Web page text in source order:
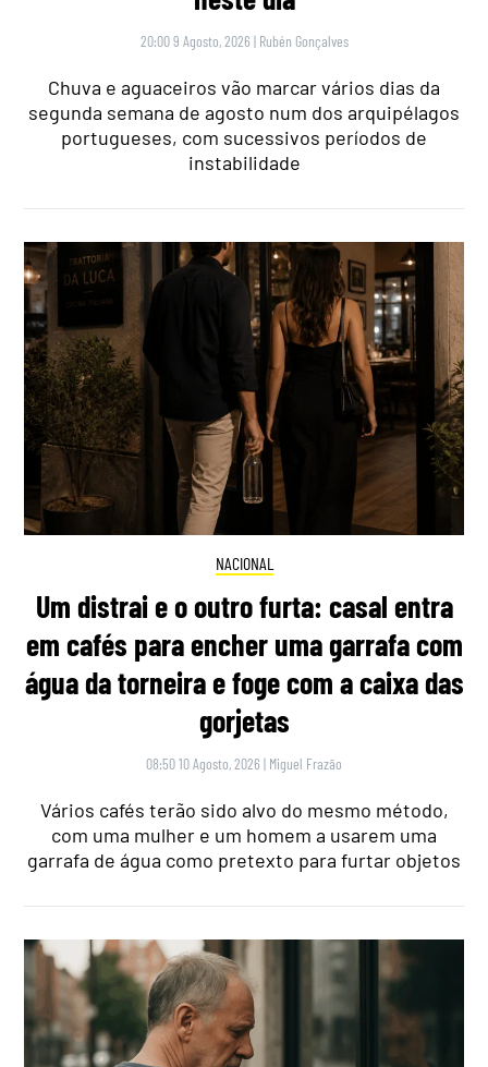
20:00 9 Agosto, 2026 | Rubén Gonçalves
Chuva e aguaceiros vão marcar vários dias da
segunda semana de agosto num dos arquipélagos
portugueses, com sucessivos períodos de
instabilidade
NACIONAL
Um distrai e o outro furta: casal entra
em cafés para encher uma garrafa com
água da torneira e foge com a caixa das
gorjetas
08:50 10 Agosto, 2026 | Miguel Frazão
Vários cafés terão sido alvo do mesmo método,
com uma mulher e um homem a usarem uma
garrafa de água como pretexto para furtar objetos